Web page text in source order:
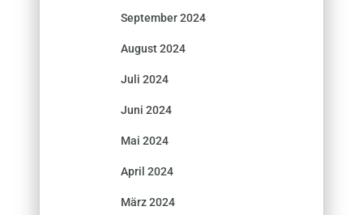
September 2024
August 2024
Juli 2024
Juni 2024
Mai 2024
April 2024
März 2024